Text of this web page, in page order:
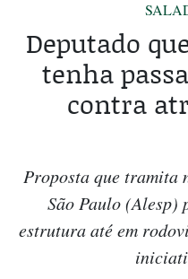
Deputado
tenha
contra
Proposta que tramita
São Paulo (Alesp)
estrutura até em